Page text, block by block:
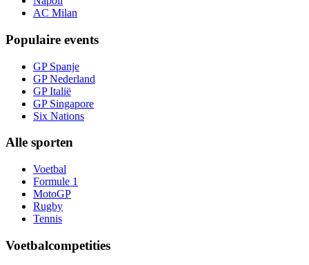
AC Milan
Populaire events
GP Spanje
GP Nederland
GP Italië
GP Singapore
Six Nations
Alle sporten
Voetbal
Formule 1
MotoGP
Rugby
Tennis
Voetbalcompetities